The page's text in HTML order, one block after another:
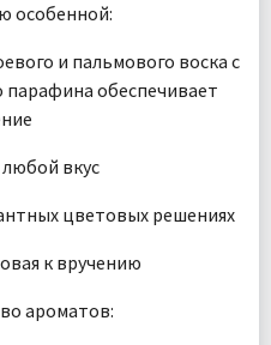
особенной:
и пальмового воска с
обеспечивает
вкус
цветовых решениях
к вручению
ароматов: